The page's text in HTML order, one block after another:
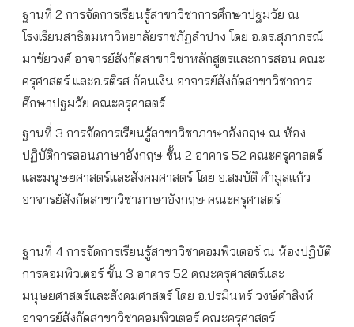
ฐานที่ 2 การจัดการเรียนรู้สาขาวิชาการศึกษาปฐมวัย ณ
โรงเรียนสาธิตมหาวิทยาลัยราชภัฏลำปาง โดย อ.ดร.สุภาภรณ์
มาชัยวงศ์ อาจารย์สังกัดสาขาวิชาหลักสูตรและการสอน คณะ
ครุศาสตร์ และอ.รติรส ก้อนเงิน อาจารย์สังกัดสาขาวิชาการ
ศึกษาปฐมวัย คณะครุศาสตร์
ฐานที่ 3 การจัดการเรียนรู้สาขาวิชาภาษาอังกฤษ ณ ห้อง
ปฏิบัติการสอนภาษาอังกฤษ ชั้น 2 อาคาร 52 คณะครุศาสตร์
และมนุษยศาสตร์และสังคมศาสตร์ โดย อ.สมบัติ คำมูลแก้ว
อาจารย์สังกัดสาขาวิชาภาษาอังกฤษ คณะครุศาสตร์
ฐานที่ 4 การจัดการเรียนรู้สาขาวิชาคอมพิวเตอร์ ณ ห้องปฏิบัติ
การคอมพิวเตอร์ ชั้น 3 อาคาร 52 คณะครุศาสตร์และ
มนุษยศาสตร์และสังคมศาสตร์ โดย อ.ปรมินทร์ วงษ์คำสิงห์
อาจารย์สังกัดสาขาวิชาคอมพิวเตอร์ คณะครุศาสตร์